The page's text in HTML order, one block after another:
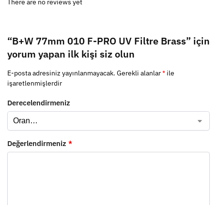
There are no reviews yet
“B+W 77mm 010 F-PRO UV Filtre Brass” için
yorum yapan ilk kişi siz olun
E-posta adresiniz yayınlanmayacak. Gerekli alanlar* ile
işaretlenmişlerdir
Derecelendirmeniz
Değerlendirmeniz *